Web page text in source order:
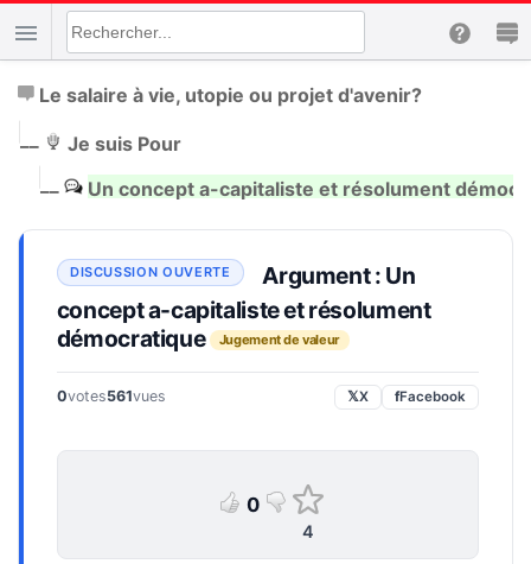
Le salaire à vie, utopie ou projet d'avenir?
__
Je suis Pour
__ Un concept a-capitaliste et résolument
Argument : Un
concept a-capitaliste et résolument
démocratique
Jugement de valeur
0votes561vues 𝕏X fFacebook
0
4